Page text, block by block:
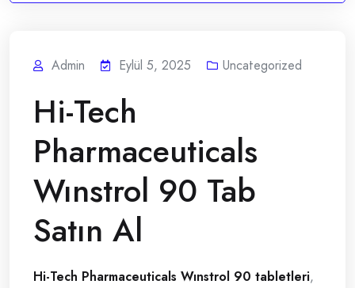
Admin Eylül 5, 2025 Uncategorized
Hi-Tech
Pharmaceuticals
Wınstrol 90 Tab
Satın Al
Hi-Tech Pharmaceuticals Wınstrol 90 tabletleri,